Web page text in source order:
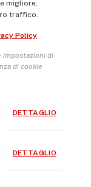
migliore,
traffico.
Policy
impostazioni di
di cookie
DETTAGLIO
DETTAGLIO